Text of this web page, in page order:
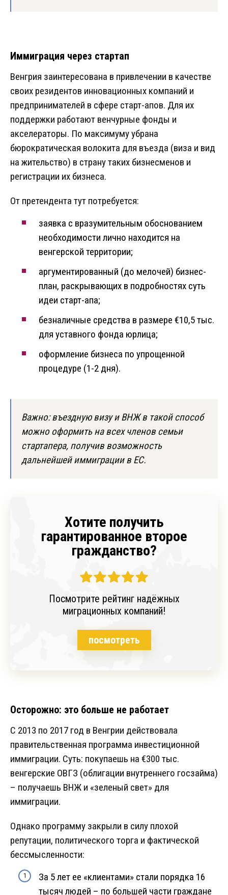
Иммиграция через стартап
Венгрия заинтересована в привлечении в качестве
своих резидентов инновационных компаний и
предпринимателей в сфере старт-апов. Для их
поддержки работают венчурные фонды и
акселераторы. По максимуму убрана
бюрократическая волокита для въезда (виза и вид
на жительство) в страну таких бизнесменов и
регистрации их бизнеса.
От претендента тут потребуется:
заявка с вразумительным обоснованием
необходимости лично находится на
венгерской территории;
аргументированный (до мелочей) бизнес-
план, раскрывающих в подробностях суть
идеи старт-апа;
безналичные средства в размере €10,5 тыс.
для уставного фонда юрлица;
оформление бизнеса по упрощенной
процедуре (1-2 дня).
Важно: въездную визу и ВНЖ в такой способ
можно оформить на всех членов семьи
стартапера, получив возможность
дальнейшей иммиграции в ЕС.
Хотите получить
гарантированное второе
гражданство?
Посмотрите рейтинг надёжных
миграционных компаний!
посмотреть
Осторожно: это больше не работает
С 2013 по 2017 год в Венгрии действовала
правительственная программа инвестиционной
иммиграции. Суть: покупаешь на €300 тыс.
венгерские ОВГЗ (облигации внутреннего госзайма)
– получаешь ВНЖ и «зеленый свет» для
иммиграции.
Однако программу закрыли в силу плохой
репутации, политического торга и фактической
бессмысленности:
За 5 лет ее «клиентами» стали порядка 16
тысяч людей – по большей части граждане